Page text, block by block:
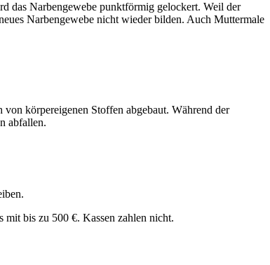
das Narbengewebe punktförmig gelockert. Weil der
Narbengewebe nicht wieder bilden. Auch Muttermale
körpereigenen Stoffen abgebaut. Während der
abfallen.
mit bis zu 500 €. Kassen zahlen nicht.